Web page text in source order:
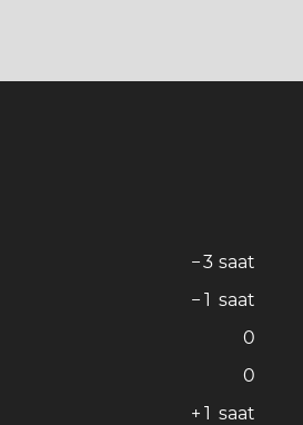
−3 saat
− 1 saat
0
0
+ 1 saat